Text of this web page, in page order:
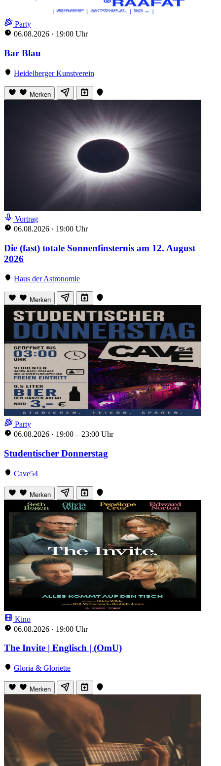
Party
06.08.2026 · 19:00 Uhr
Bar Blau
Heidelberger Kunstverein
Merken
Vortrag
06.08.2026 · 19:00 Uhr
Die (fast) totale Sonnenfinsternis am 12. August
2026
Haus der Astronomie
Merken
Party
06.08.2026 · 19:00 – 23:00 Uhr
Studentischer Donnerstag
Cave54
Merken
Kino
06.08.2026 · 19:00 Uhr
The Invite | Englisch | (OmU)
Gloria & Gloriette
Merken